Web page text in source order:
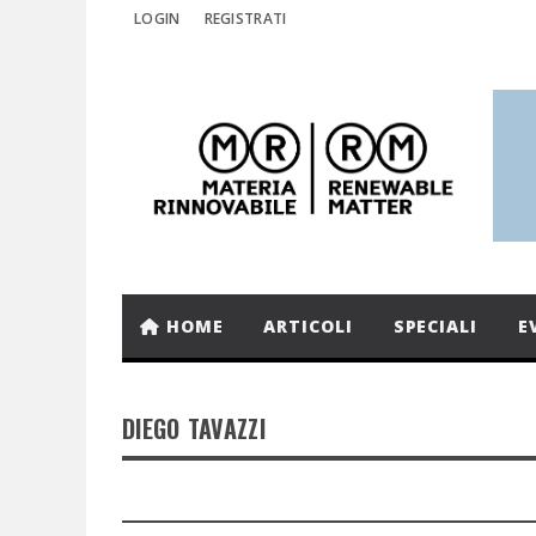
LOGIN REGISTRATI
HOME ARTICOLI SPECIALI
DIEGO TAVAZZI